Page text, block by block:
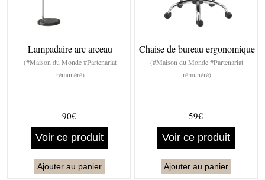
Lampadaire arc arceau
(#Maison du Monde #Partenariat
rémunéré)
90€
Voir ce produit
Ajouter au panier
Chaise de bureau ergonomique
(#Maison du Monde #Partenariat
rémunéré)
59€
Voir ce produit
Ajouter au panier